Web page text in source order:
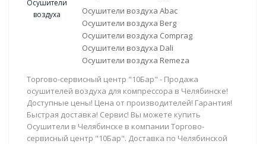
Осушители воздуха Abac
Осушители воздуха Berg
Осушители воздуха Comprag
Осушители воздуха Dali
Осушители воздуха Remeza
Торгово-сервисный центр "10Бар" - Продажа
осушителей воздуха для компрессора в Челябинске!
Доступные цены! Цена от производителей! Гарантия!
Быстрая доставка! Сервис! Вы можете купить
Осушители в Челябинске в компании Торгово-
сервисный центр "10Бар". Доставка по Челябинской